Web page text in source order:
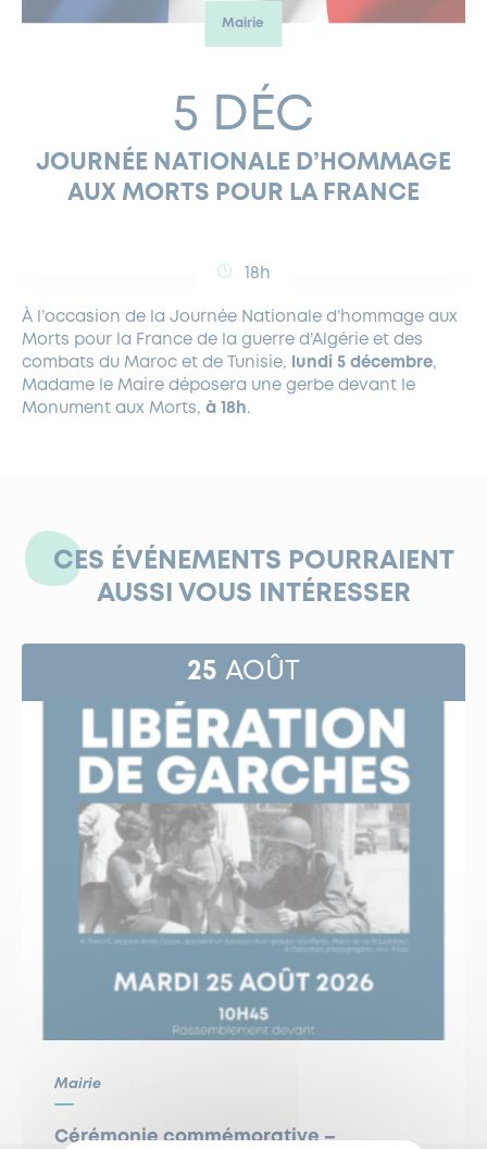
GÉRER MES DÉCHETS
EAU POTABLE ET ASSAINISSEMENT
LOCATION DE SALLES
INFORMATIONS PRATIQUES
MIEUX CONSOMMER
SUBVENTIONS
COMMUNICATIONS ADMINISTRATIVES
PANNEAUX D’AFFICHAGE LIBRE
PARTENAIRES INSTITUTIONNELS
GRÖBENZELL
ANCIENS COMBATTANTS ET MÉMOIRE
DÉVELOPPEMENT DURABLE
ÉCONOMIES D’ÉNERGIE
PARCS ET SQUARES DE LA VILLE
DEMANDE D’ABATTAGE
Mairie
5 DÉC
JOURNÉE NATIONALE D’HOMMAGE
AUX MORTS POUR LA FRANCE
18h
À l’occasion de la Journée Nationale d’hommage aux
Morts pour la France de la guerre d’Algérie et des
combats du Maroc et de Tunisie,
lundi 5 décembre,
Madame le Maire déposera une gerbe devant le
Monument aux Morts, à 18h.
CES ÉVÉNEMENTS POURRAIENT
AUSSI VOUS INTÉRESSER
25 AOÛT
Mairie
Cérémonie commémorative –